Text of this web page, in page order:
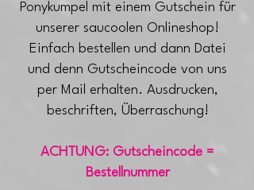
Ponykumpel mit einem Gutschein für
unserer saucoolen Onlineshop!
Einfach bestellen und dann Datei
und denn Gutscheincode von uns
per Mail erhalten. Ausdrucken,
beschriften, Überraschung!
ACHTUNG: Gutscheincode =
Bestellnummer